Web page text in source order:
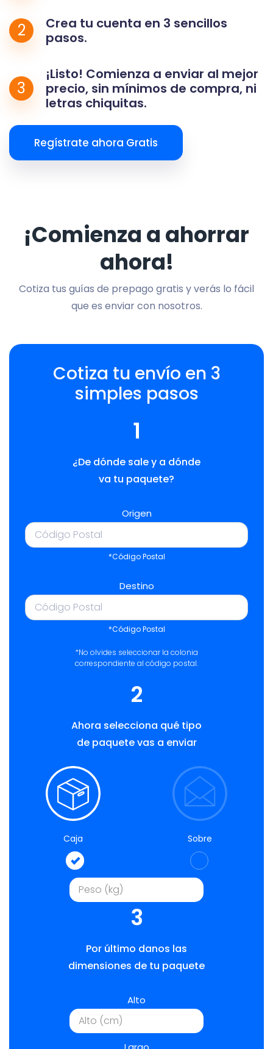
2
Crea tu cuenta en 3 sencillos
pasos.
3
¡Listo! Comienza a enviar al mejor
precio, sin mínimos de compra, ni
letras chiquitas.
Regístrate ahora Gratis
¡Comienza a ahorrar
ahora!
Cotiza tus guías de prepago gratis y verás lo fácil
que es enviar con nosotros.
Cotiza tu envío en 3
simples pasos
1
¿De dónde sale y a dónde
va tu paquete?
Origen
*Código Postal
Destino
*Código Postal
*No olvides seleccionar la colonia
correspondiente al código postal.
2
Ahora selecciona qué tipo
de paquete vas a enviar
Caja Sobre
3
Por último danos las
dimensiones de tu paquete
Alto